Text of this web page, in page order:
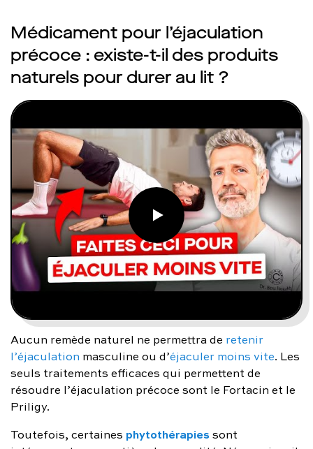
Médicament pour l’éjaculation
précoce : existe-t-il des produits
naturels pour durer au lit ?
Aucun remède naturel ne permettra de retenir
l’éjaculation masculine ou d’éjaculer moins vite. Les
seuls traitements efficaces qui permettent de
résoudre l’éjaculation précoce sont le Fortacin et le
Priligy.
Toutefois, certaines phytothérapiessont